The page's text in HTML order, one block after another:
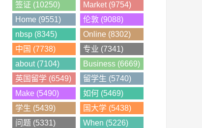
签证 (10250)
Market (9754)
Home (9551)
伦敦 (9088)
nbsp (8345)
Online (8302)
中国 (7738)
专业 (7341)
about (7104)
Business (6669)
英国留学 (6549)
留学生 (5740)
Make (5490)
如何 (5469)
学生 (5439)
国大学 (5438)
问题 (5331)
When (5226)